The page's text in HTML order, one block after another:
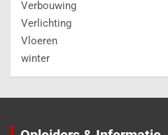
Verbouwing
Verlichting
Vloeren
winter